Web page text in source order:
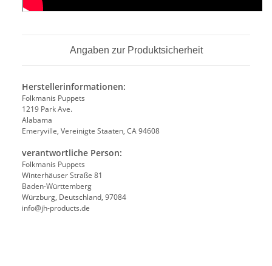
Angaben zur Produktsicherheit
Herstellerinformationen:
Folkmanis Puppets
1219 Park Ave.
Alabama
Emeryville, Vereinigte Staaten, CA 94608
verantwortliche Person:
Folkmanis Puppets
Winterhäuser Straße 81
Baden-Württemberg
Würzburg, Deutschland, 97084
info@jh-products.de